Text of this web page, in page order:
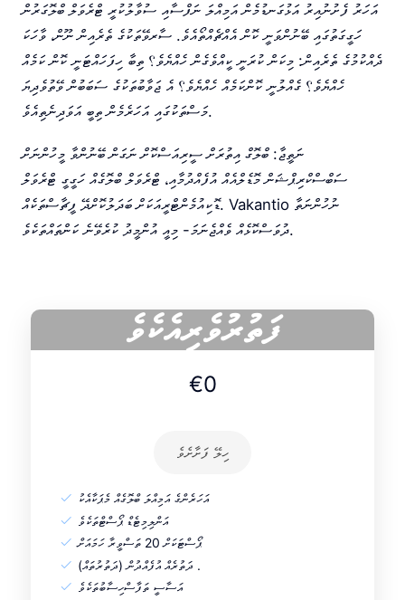
އަހަރު ފެށުނުއިރު އަޅުގަނޑުމެން އަމިއްލަ ނަފްސާއި ސުވާލުކުރީ ޓްރެވަލް ބްލޮގަރުން
ހަގީގަތުގައި ބޭނުންވަނީ ކޮން އެއްޗެއްތޯއެވެ. ސާރވޭތަކުގެ ތެރެއިން ނޫން، ވާހަކަ
ދެއްކުމުގެ ތެރެއިން: މިކަން ކުރަނީ ކީއްވެގެން ހެއްޔެވެ؟ ތިބާ ހިފަހައްޓަނީ ކޮން ކަމެއް
ހެއްޔެވެ؟ ގެއްލުނީ ކޮންކަމެއް ހެއްޔެވެ؟ އެ ޖަވާބުތަކުގެ ސަބަބުން ވޭތުވެދިޔަ
މަސްތަކުގައި އަހަރެމެން ތިބީ އަވަދިނެތިއެވެ.
ނަތީޖާ: ބްލޮގް އިތުރަށް ސީރިއަސްކޮށް ނަގަން ބޭނުންވާ މީހުންނަށް
ސަބްސްކްރިޕްޝަން މޮޑެލްއެއް އުފެއްދުމާއި، ޓްރެވަލް ބްލޮގެއް ހަގީގީ ޓްރެވަލް
ޑޮކިއުމެންޓްރީއަކަށް ބަދަލުކޮށްދޭ ފީޗާސްތަކެއް. Vakantio ނުހުންނަތާ
ދުވަސްކޮޅެއް ވެއްޖެނަމަ- މިއީ އުންމީދު ކުރެވޭނެ ކަންތައްތަކެވެ.
ފަތުރުވެރިއެކެވެ
€0
ހިލޭ ފަށާށެވެ
އަހަރެންގެ އަމިއްލަ ބްލޮގެއް މެޕަކާއެކު
އަންލިމިޓެޑް ޕޯސްޓްތަކެވެ
ޕޯސްޓަކަށް 20 ތަސްވީރާ ހަމައަށް
ދަތުރެއް އުފެއްދުން (ދަތުރުތައް) .
އަސާސީ ތަފާސްހިސާބުތަކެވެ